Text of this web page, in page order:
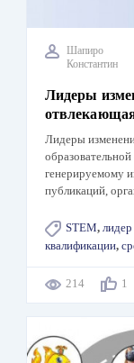
Шапиро
Константин
Лидеры
Лидеры
генерируемому
публикаций,
STEM,
квалификации,
214